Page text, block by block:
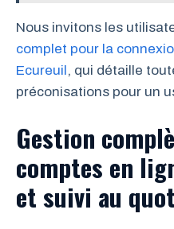
Nous invitons les
complet pour la
Ecureuil, qui détaille
préconisations pour un
Gestion
comptes en
et suivi au